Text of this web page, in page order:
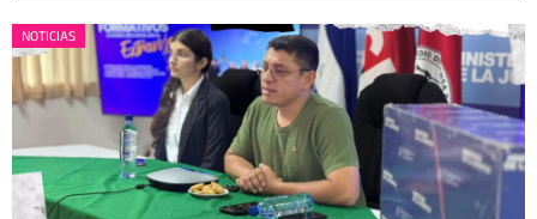
NOTICIAS